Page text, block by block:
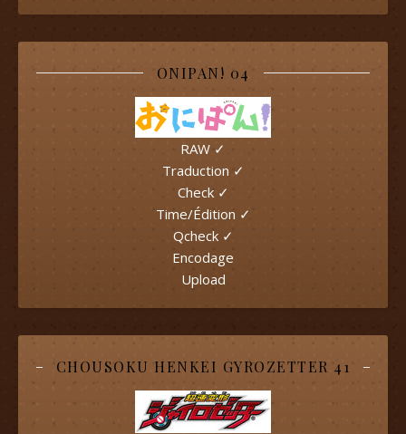
ONIPAN! 04
RAW ✓
Traduction ✓
Check ✓
Time/Édition ✓
Qcheck ✓
Encodage
Upload
CHOUSOKU HENKEI GYROZETTER 41